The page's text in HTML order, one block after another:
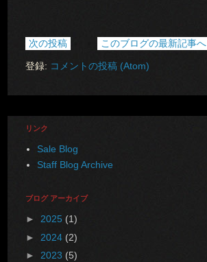
次の投稿 このブログの最新記事へ
登録: コメントの投稿 (Atom)
リンク
Sale Blog
Staff Blog Archive
ブログ アーカイブ
► 2025 (1)
► 2024 (2)
► 2023 (5)